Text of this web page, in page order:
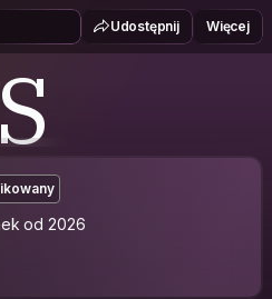
Udostępnij Więcej
S
od 2026